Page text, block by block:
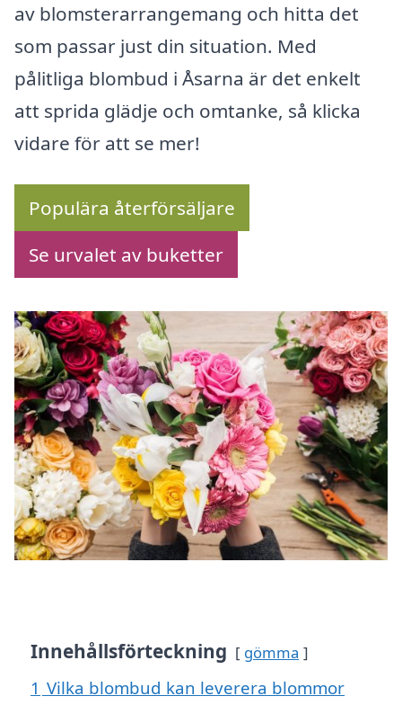
av blomsterarrangemang och hitta det
som passar just din situation. Med
pålitliga blombud i Åsarna är det enkelt
att sprida glädje och omtanke, så klicka
vidare för att se mer!
Populära återförsäljare
Se urvalet av buketter
Innehållsförteckning gömma
1 Vilka blombud kan leverera blommor